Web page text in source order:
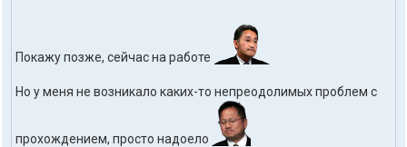
Покажу позже, сейчас на работе
Но у меня не возникало каких-то непреодолимых проблем с
прохождением, просто надоело